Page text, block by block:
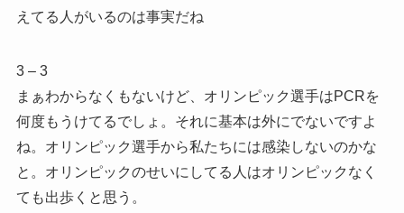
えてる人がいるのは事実だね
3 – 3
まぁわからなくもないけど、オリンピック選手はPCRを
何度もうけてるでしょ。それに基本は外にでないですよ
ね。オリンピック選手から私たちには感染しないのかな
と。オリンピックのせいにしてる人はオリンピックなく
ても出歩くと思う。